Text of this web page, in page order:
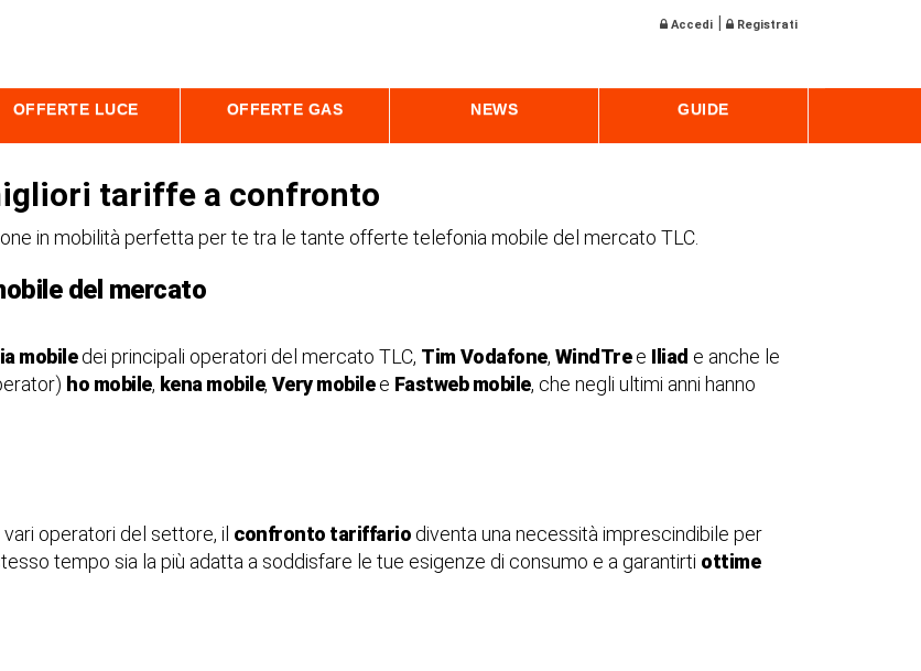
Accedi | Registrati
OFFERTE LUCE OFFERTE GAS NEWS GUIDE
tariffe a confronto
in mobilità perfetta per te tra le tante offerte telefonia mobile del mercato TLC.
del mercato
mobiledei principali operatori del mercato TLC, Tim Vodafone, WindTree Iliad e anche le
ho mobile, kena mobile, Very mobilee Fastweb mobile, che negli ultimi anni hanno
operatori del settore, il confronto tariffario diventa una necessità imprescindibile per
tempo sia la più adatta a soddisfare le tue esigenze di consumo e a garantirti ottime